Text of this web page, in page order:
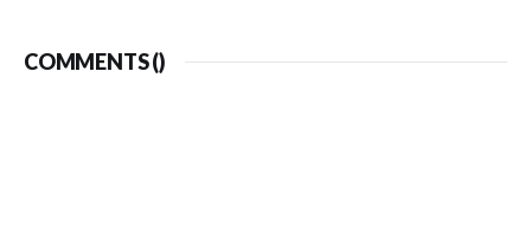
COMMENTS ()